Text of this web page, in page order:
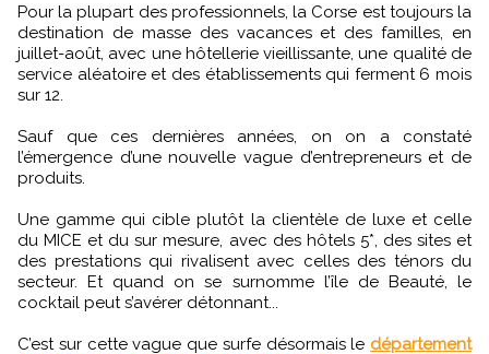
Pour la plupart des professionnels, la Corse est toujours la
destination de masse des vacances et des familles, en
juillet-août, avec une hôtellerie vieillissante, une qualité de
service aléatoire et des établissements qui ferment 6 mois
sur 12.
Sauf que ces dernières années, on on a constaté
l’émergence d’une nouvelle vague d’entrepreneurs et de
produits.
Une gamme qui cible plutôt la clientèle de luxe et celle
du MICE et du sur mesure, avec des hôtels 5*, des sites et
des prestations qui rivalisent avec celles des ténors du
secteur. Et quand on se surnomme l’île de Beauté, le
cocktail peut s’avérer détonnant...
C’est sur cette vague que surfe désormais le département